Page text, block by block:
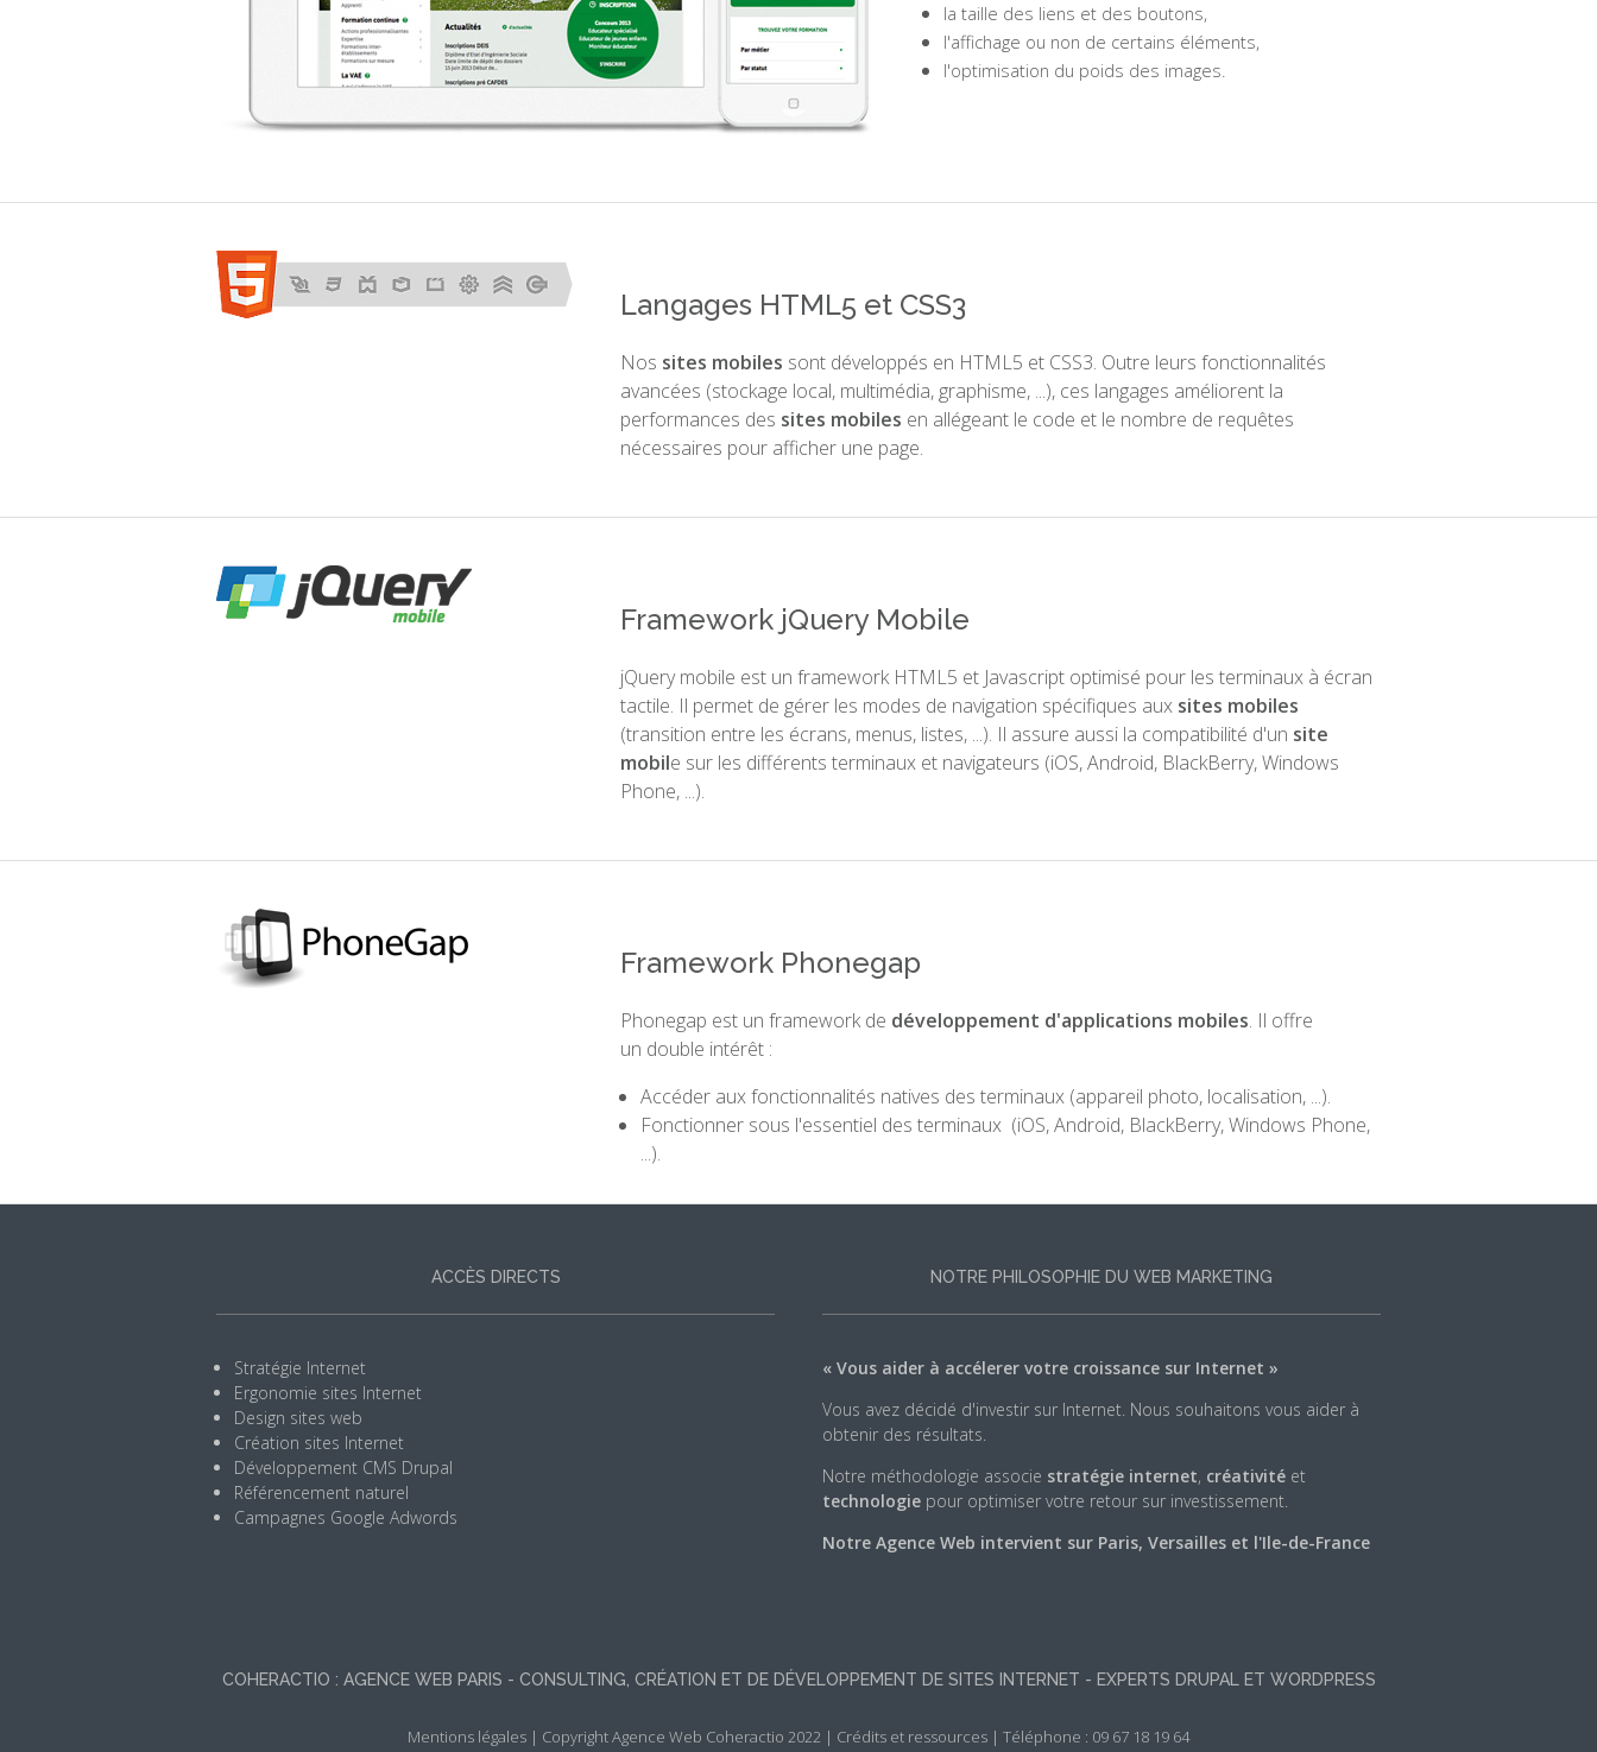
la taille des liens et des boutons,
l'affichage ou non de certains éléments,
l'optimisation du poids des images.
Langages HTML5 et CSS3
Nos sites mobiles sont développés en HTML5 et CSS3. Outre leurs fonctionnalités
avancées (stockage local, multimédia, graphisme, ...), ces langages améliorent la
performances des sites mobiles en allégeant le code et le nombre de requêtes
nécessaires pour afficher une page.
Framework jQuery Mobile
jQuery mobile est un framework HTML5 et Javascript optimisé pour les terminaux à écran
tactile. Il permet de gérer les modes de navigation spécifiques aux sites mobiles
(transition entre les écrans, menus, listes, ...). Il assure aussi la compatibilité d'un site
mobile sur les différents terminaux et navigateurs (iOS, Android, BlackBerry, Windows
Phone, ...).
Framework Phonegap
Phonegap est un framework de développement d'applications mobiles. Il offre
un double intérêt :
Accéder aux fonctionnalités natives des terminaux (appareil photo, localisation, ...).
Fonctionner sous l'essentiel des terminaux (iOS, Android, BlackBerry, Windows Phone,
...).
ACCÈS DIRECTS
Stratégie Internet
Ergonomie sites Internet
Design sites web
Création sites Internet
Développement CMS Drupal
Référencement naturel
Campagnes Google Adwords
NOTRE PHILOSOPHIE DU WEB MARKETING
« Vous aider à accélerer votre croissance sur Internet »
Vous avez décidé d'investir sur Internet. Nous souhaitons vous aider à
obtenir des résultats.
Notre méthodologie associe stratégie internet, créativité et
technologie pour optimiser votre retour sur investissement.
Notre Agence Web intervient sur Paris, Versailles et l'Ile-de-France
COHERACTIO : AGENCE WEB PARIS - CONSULTING, CRÉATION ET DE DÉVELOPPEMENT DE SITES INTERNET - EXPERTS DRUPAL ET WORDPRESS
Mentions légales | Copyright Agence Web Coheractio 2022 | Crédits et ressources | Téléphone : 09 67 18 19 64